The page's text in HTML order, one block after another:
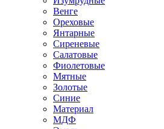
Венге
Ореховые
Янтарные
Сиреневые
Салатовые
Фиолетовые
Мятные
Золотые
Синие
Материал
МДФ